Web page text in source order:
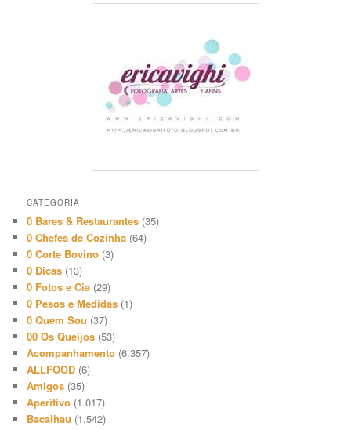
CATEGORIA
0 Bares & Restaurantes (35)
0 Chefes de Cozinha (64)
0 Corte Bovino (3)
0 Dicas (13)
0 Fotos e Cia (29)
0 Pesos e Medidas (1)
0 Quem Sou (37)
00 Os Queijos (53)
Acompanhamento (6.357)
ALLFOOD (6)
Amigos (35)
Aperitivo (1.017)
Bacalhau (1.542)